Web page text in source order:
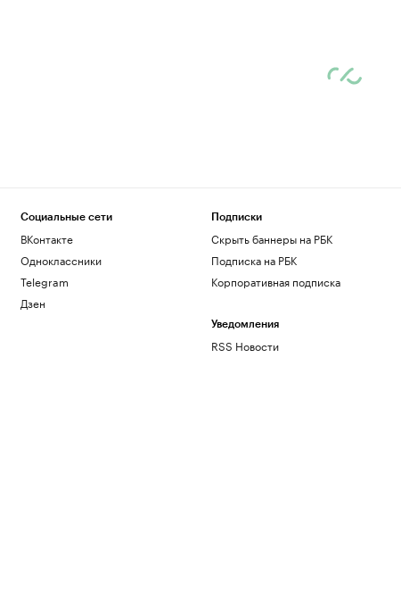
Социальные сети
ВКонтакте
Одноклассники
Telegram
Дзен
Подписки
Скрыть баннеры на РБК
Подписка на РБК
Корпоративная подписка
Уведомления
RSS Новости